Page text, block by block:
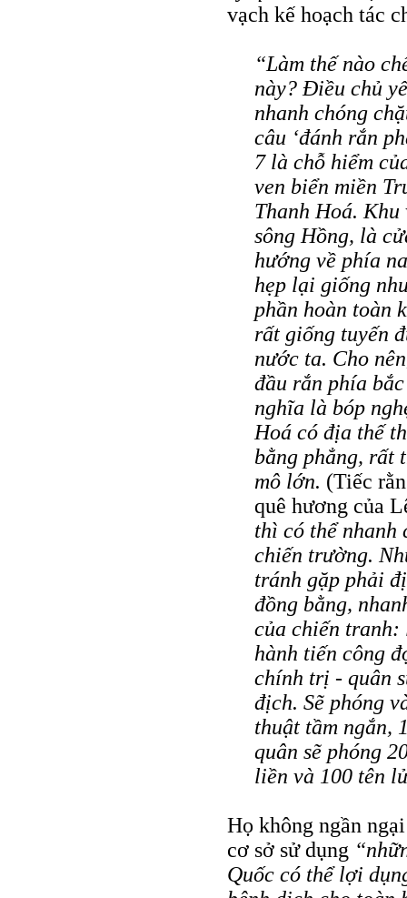
vạch kế hoạch tác
“Làm thế nào
này? Điều chủ
nhanh chóng
câu ‘đánh rắn
7 là chỗ hiểm
ven biển miền
Thanh Hoá.
sông Hồng, là
hướng về phía
hẹp lại giống
phần hoàn toàn
rất giống tuyến
nước ta. Cho
đầu rắn phía
nghĩa là bóp
Hoá có địa thế
bằng phẳng, rất
mô lớn. (Tiếc
quê hương của
thì có thể nhanh
chiến trường.
tránh gặp phải
đồng bằng,
của chiến
hành tiến công
chính trị - quân
địch. Sẽ phóng
thuật tầm ngắn,
quân sẽ phóng
liền và 100 tên
Họ không ngần
cơ sở sử dụng
Quốc có thể lợi